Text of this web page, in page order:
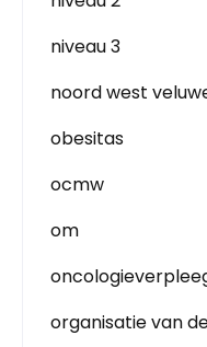
niveau 3
noord west
obesitas
ocmw
om
organisatie van